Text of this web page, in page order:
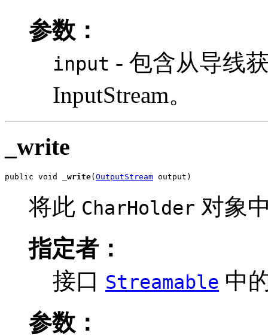
参数：
input - 包含从导线
InputStream。
_write
public void _write( OutputStream output)
将此 CharHolder 对象
指定者：
接口 Streamable 中
参数：